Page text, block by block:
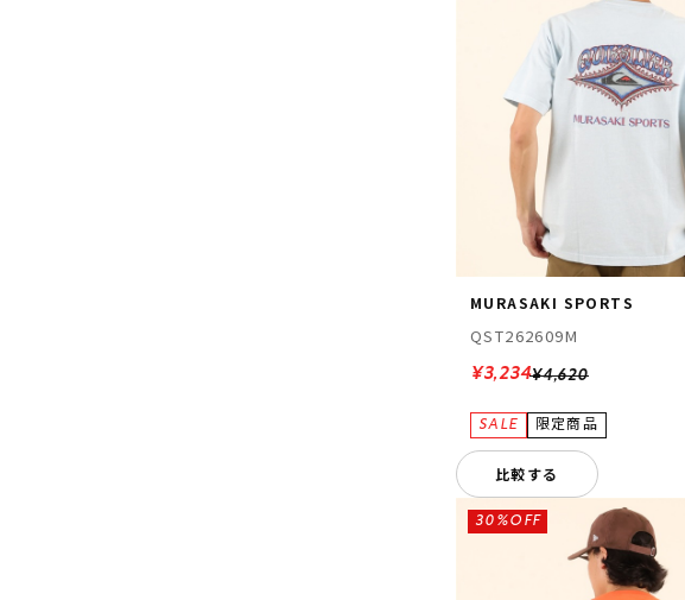
MURASAKI SPORTS
QST262609M
¥4,620
¥3,234
比較する
30%OFF